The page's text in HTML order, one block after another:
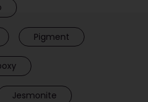
Pigment
Jesmonite